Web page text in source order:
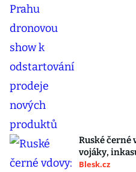
Ruské černé
vojáky,
Blesk.cz